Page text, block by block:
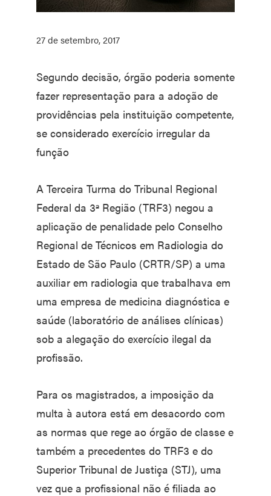
27 de setembro, 2017
Segundo decisão, órgão poderia somente
fazer representação para a adoção de
providências pela instituição competente,
se considerado exercício irregular da
função
A Terceira Turma do Tribunal Regional
Federal da 3ª Região (TRF3) negou a
aplicação de penalidade pelo Conselho
Regional de Técnicos em Radiologia do
Estado de São Paulo (CRTR/SP) a uma
auxiliar em radiologia que trabalhava em
uma empresa de medicina diagnóstica e
saúde (laboratório de análises clínicas)
sob a alegação do exercício ilegal da
profissão.
Para os magistrados, a imposição da
multa à autora está em desacordo com
as normas que rege ao órgão de classe e
também a precedentes do TRF3 e do
Superior Tribunal de Justiça (STJ), uma
vez que a profissional não é filiada ao